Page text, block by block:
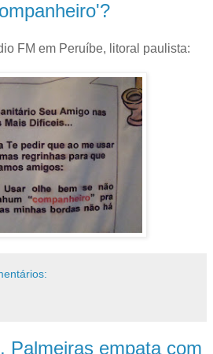
FM em Peruíbe, litoral paulista:
Palmeiras empata com